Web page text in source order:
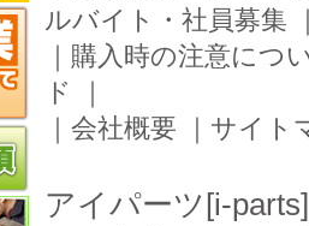
ルバイト・社員募集
｜ 購入時の注意につ
ド
｜
｜ 会社概要 ｜ サイト
アイパーツ[i-